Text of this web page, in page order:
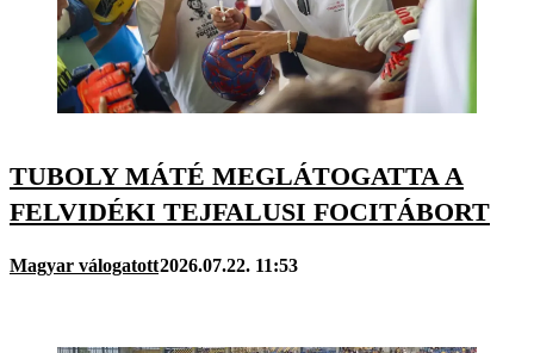
TUBOLY MÁTÉ MEGLÁTOGATTA A
FELVIDÉKI TEJFALUSI FOCITÁBORT
Magyar válogatott2026.07.22. 11:53